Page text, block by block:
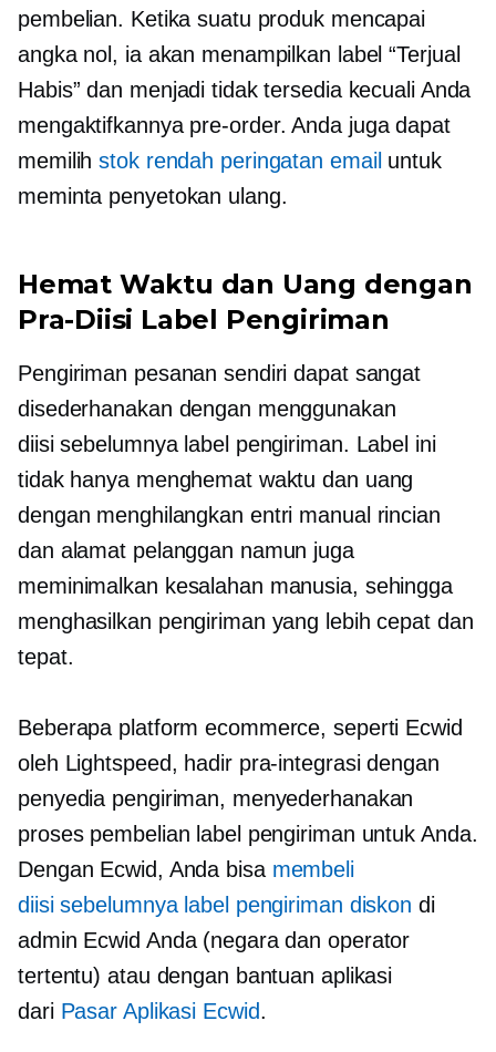
pembelian. Ketika suatu produk mencapai
angka nol, ia akan menampilkan label “Terjual
Habis” dan menjadi tidak tersedia kecuali Anda
mengaktifkannya pre-order. Anda juga dapat
memilihstok rendah peringatan email untuk
meminta penyetokan ulang.
Hemat Waktu dan Uang dengan
Pra-Diisi Label Pengiriman
Pengiriman pesanan sendiri dapat sangat
disederhanakan dengan menggunakan
diisi sebelumnyalabel pengiriman. Label ini
tidak hanya menghemat waktu dan uang
dengan menghilangkan entri manual rincian
dan alamat pelanggan namun juga
meminimalkan kesalahan manusia, sehingga
menghasilkan pengiriman yang lebih cepat dan
tepat.
Beberapa platform ecommerce, seperti Ecwid
oleh Lightspeed, hadir pra-integrasidengan
penyedia pengiriman, menyederhanakan
proses pembelian label pengiriman untuk Anda.
Dengan Ecwid, Anda bisa membeli
diisi sebelumnyalabel pengiriman diskon di
admin Ecwid Anda (negara dan operator
tertentu) atau dengan bantuan aplikasi
dari Pasar Aplikasi Ecwid.